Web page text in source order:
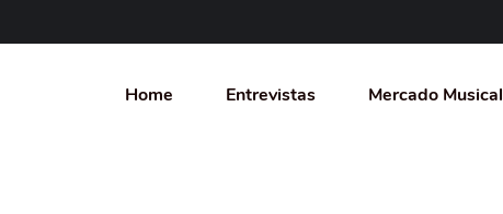
Home Entrevistas Mercado Musical